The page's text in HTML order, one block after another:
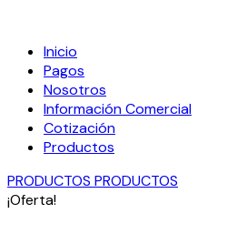
Inicio
Pagos
Nosotros
Información Comercial
Cotización
Productos
PRODUCTOS PRODUCTOS
¡Oferta!